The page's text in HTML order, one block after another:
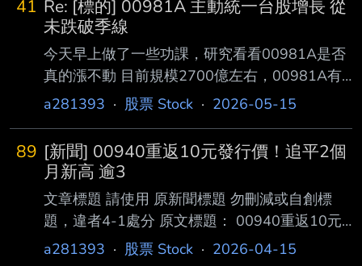
濟日報／王奐敏 原文內容： 主動式ETF新星登
場，「主動富邦台灣龍耀ETF（00405A）」今
（9）日正式掛牌上市，投 資人即日起可於各大
券商直接下單，透過主動選股優勢，採定時定額
或逢回布局策略，精 準掌握台股長線升級契
機。 展望2026年下半年
41 Re: [標的] 00981A 主動統一台股增長 從
未跌破季線
今天早上做了一些功課，研究看看00981A是否
真的漲不動 目前規模2700億左右，00981A有
單一上市公司持股淨資產價值10%的上限 另外
兩條外規 其實這會發展出兩個方向 >最後成分股
變成只能買1% >原本選股範圍在前市值300
大，但因為變成只能買市值夠大的公司 如果市
值要3000億起跳，這樣能選擇的範圍濃縮到大
概前市值50大 這樣下來00981A會逐漸走向
0050和0052之間，雖然說不會一模一樣 選股池
a281393 · 股票 Stock · 2026-05-15
89 [新聞] 00940重返10元發行價！追平2個
月新高 逾3
文章標題 請使用 原新聞標題 勿刪減或自創標
題，違者4-1處分 原文標題： 00940重返10元
發行價！追平2個月新高 逾3萬人「提早下車」
a281393 · 股票 Stock · 2026-04-15